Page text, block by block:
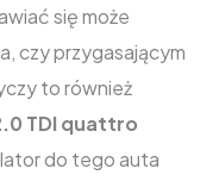
się może
czy przygasającym
to również
TDI quattro
do tego auta